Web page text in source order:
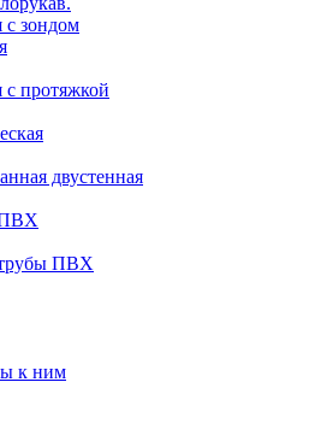
зондом
протяжкой
двустенная
ПВХ
трубы ПВХ
к ним